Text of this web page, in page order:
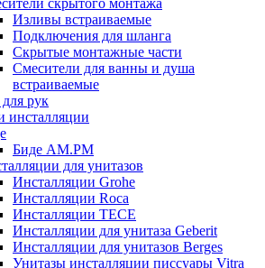
скрытого монтажа
Изливы встраиваемые
Подключения для шланга
Скрытые монтажные части
Смесители для ванны и душа
встраиваемые
рук
инсталляции
Биде AM.PM
для унитазов
Инсталляции Grohe
Инсталляции Roca
Инсталляции TECE
Инсталляции для унитаза Geberit
Инсталляции для унитазов Berges
Унитазы инсталляции писсуары Vitra